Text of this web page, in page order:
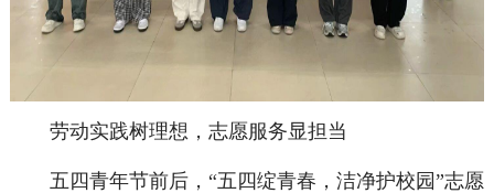
劳动实践树理想，志愿服务显担当
五四青年节前后，“五四绽青春，洁净护校园”志愿